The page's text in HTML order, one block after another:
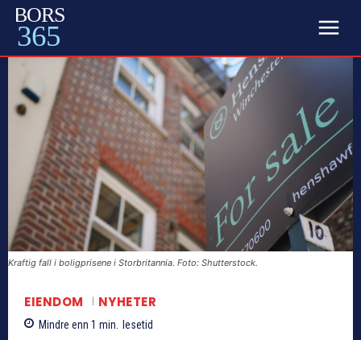
BORS
365
Kraftig fall i boligprisene i Storbritannia. Foto: Shutterstock.
EIENDOM NYHETER
Mindre enn 1 min. lesetid